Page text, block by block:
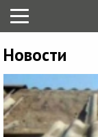
Новости